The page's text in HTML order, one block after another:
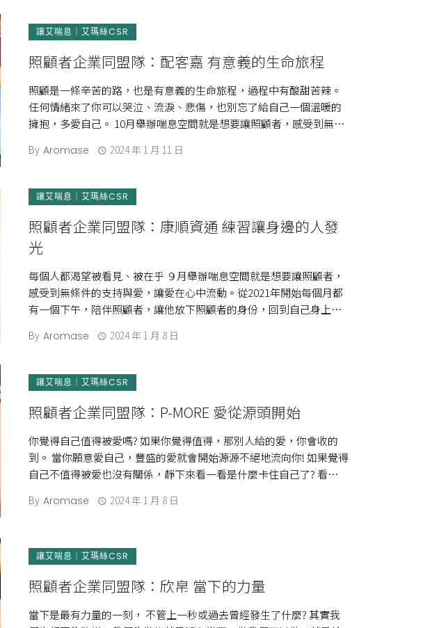
讓艾喘息｜艾瑪絲CSR
照顧者企業同盟隊：配客嘉 有意義的生命旅程
照顧是一條辛苦的路，也是有意義的生命旅程，過程中有酸甜苦辣。
任何情緒來了你可以哭泣、流淚、悲傷，也別忘了給自己一個溫暖的
擁抱，多愛自己。 10月舉辦喘息空間就是想要讓照顧者，感受到無條
By Aromase 2024 年 1 月 11 日
讓艾喘息｜艾瑪絲CSR
照顧者企業同盟隊：康順資通 練習讓身邊的人發
光
每個人都渴望被看見、被在乎 ９月舉辦喘息空間就是想要讓照顧者，
感受到無條件的支持與愛，讓愛在心中流動。從2021年開始每個月都
有一個下午，陪伴照顧者，讓他放下照顧者的身份，回到自己身上，
By Aromase 2024 年 1 月 8 日
讓艾喘息｜艾瑪絲CSR
照顧者企業同盟隊：P-MORE 愛從源頭開始
你覺得自己值得被愛嗎? 如果你覺得值得，那別人給的愛，你會收的
到。 當你願意愛自己，豐盛的愛就會開始源源不絕地流向你! 如果覺得
自己不值得被愛也沒有關係，靜下來看一看是什麼卡住自己了? 看清楚
By Aromase 2024 年 1 月 8 日
讓艾喘息｜艾瑪絲CSR
照顧者企業同盟隊：欣帛 當下的力量
當下是最有力量的一刻， 不管上一秒或過去曾經發生了什麼? 其實我